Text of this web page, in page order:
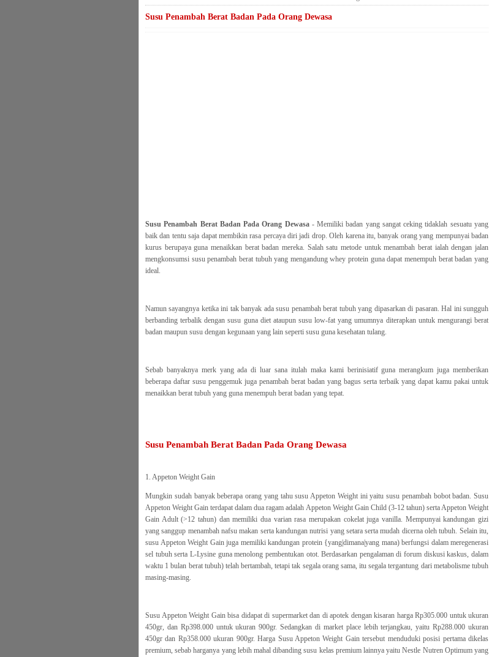
Susu Penambah Berat Badan Pada Orang Dewasa
Susu Penambah Berat Badan Pada Orang Dewasa- Memiliki badan yang sangat ceking tidaklah sesuatu yang
baik dan tentu saja dapat membikin rasa percaya diri jadi drop. Oleh karena itu, banyak orang yang mempunyai badan
kurus berupaya guna menaikkan berat badan mereka. Salah satu metode untuk menambah berat ialah dengan jalan
mengkonsumsi susu penambah berat tubuh yang mengandung whey protein guna dapat menempuh berat badan yang
ideal.
Namun sayangnya ketika ini tak banyak ada susu penambah berat tubuh yang dipasarkan di pasaran. Hal ini sungguh
berbanding terbalik dengan susu guna diet ataupun susu low-fat yang umumnya diterapkan untuk mengurangi berat
badan maupun susu dengan kegunaan yang lain seperti susu guna kesehatan tulang.
Sebab banyaknya merk yang ada di luar sana itulah maka kami berinisiatif guna merangkum juga memberikan
beberapa daftar susu penggemuk juga penambah berat badan yang bagus serta terbaik yang dapat kamu pakai untuk
menaikkan berat tubuh yang guna menempuh berat badan yang tepat.
Susu Penambah Berat Badan Pada Orang Dewasa
1. Appeton Weight Gain
Mungkin sudah banyak beberapa orang yang tahu susu Appeton Weight ini yaitu susu penambah bobot badan. Susu
Appeton Weight Gain terdapat dalam dua ragam adalah Appeton Weight Gain Child (3-12 tahun) serta Appeton Weight
Gain Adult (>12 tahun) dan memiliki dua varian rasa merupakan cokelat juga vanilla. Mempunyai kandungan gizi
yang sanggup menambah nafsu makan serta kandungan nutrisi yang setara serta mudah dicerna oleh tubuh. Selain itu,
susu Appeton Weight Gain juga memiliki kandungan protein {yang|dimana|yang mana) berfungsi dalam meregenerasi
sel tubuh serta L-Lysine guna menolong pembentukan otot. Berdasarkan pengalaman di forum diskusi kaskus, dalam
waktu 1 bulan berat tubuh) telah bertambah, tetapi tak segala orang sama, itu segala tergantung dari metabolisme tubuh
masing-masing.
Susu Appeton Weight Gain bisa didapat di supermarket dan di apotek dengan kisaran harga Rp305.000 untuk ukuran
450gr, dan Rp398.000 untuk ukuran 900gr. Sedangkan di market place lebih terjangkau, yaitu Rp288.000 ukuran
450gr dan Rp358.000 ukuran 900gr. Harga Susu Appeton Weight Gain tersebut menduduki posisi pertama dikelas
premium, sebab harganya yang lebih mahal dibanding susu kelas premium lainnya yaitu Nestle Nutren Optimum yang